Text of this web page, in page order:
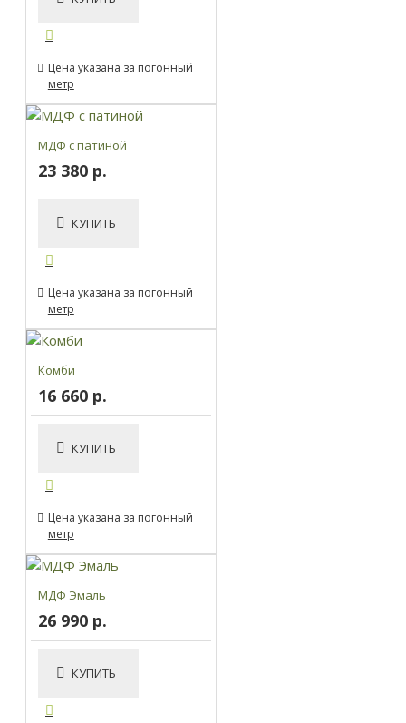
Цена указана за погонный
метр
МДФ с патиной
23 380 р.
КУПИТЬ
Цена указана за погонный
метр
Комби
16 660 р.
КУПИТЬ
Цена указана за погонный
метр
МДФ Эмаль
26 990 р.
КУПИТЬ